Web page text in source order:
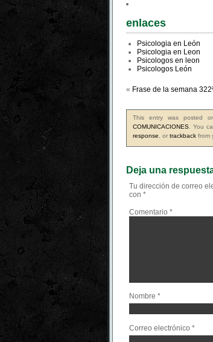
enlaces
Psicologia en León
Psicologia en Leon
Psicologos en leon
Psicologos León
« Frase de la semana
This entry was posted
COMUNICACIONES . You
response , or trackback from
Deja una
Tu dirección de correo
con *
Comentario *
Nombre *
Correo electrónico *